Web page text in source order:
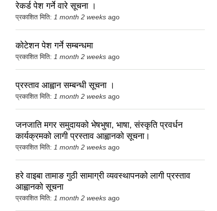
रेकर्ड पेश गर्ने वारे सूचना ।
प्रकाशित मिति: 1 month 2 weeks ago
कोटेशन पेश गर्ने सम्बन्धमा
प्रकाशित मिति: 1 month 2 weeks ago
प्रस्ताव आह्वान सम्बन्धी सूचना ।
प्रकाशित मिति: 1 month 2 weeks ago
जनजाति मगर समुदायको भेषभुषा, भाषा, संस्कृति प्रवर्धन
कार्यक्रमको लागी प्रस्ताव आह्वानको सूचना।
प्रकाशित मिति: 1 month 2 weeks ago
हरे वाइबा तामाङ गुठी सामाग्री व्यवस्थापनको लागी प्रस्ताव
आह्वानको सूचना
प्रकाशित मिति: 1 month 2 weeks ago